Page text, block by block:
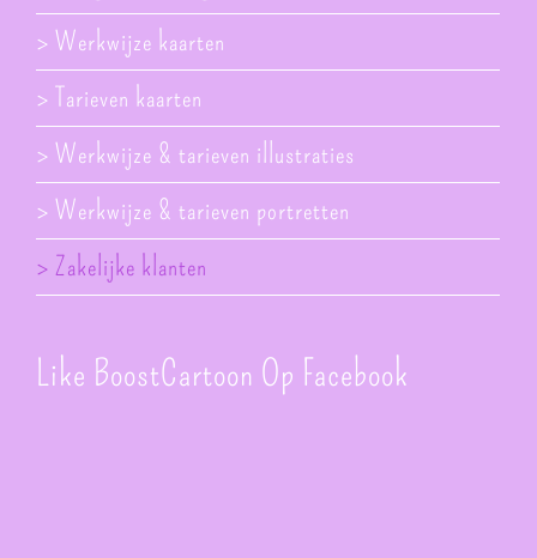
> Werkwijze kaarten
> Tarieven kaarten
> Werkwijze & tarieven illustraties
> Werkwijze & tarieven portretten
> Zakelijke klanten
Like BoostCartoon Op Facebook